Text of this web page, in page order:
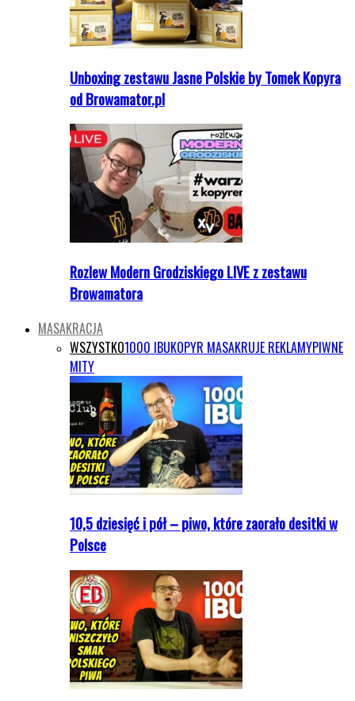
Unboxing zestawu Jasne Polskie by Tomek Kopyra
od Browamator.pl
Rozlew Modern Grodziskiego LIVE z zestawu
Browamatora
MASAKRACJA
WSZYSTKO1000 IBUKOPYR MASAKRUJE REKLAMYPIWNE
MITY
10,5 dziesięć i pół – piwo, które zaorało desitki w
Polsce